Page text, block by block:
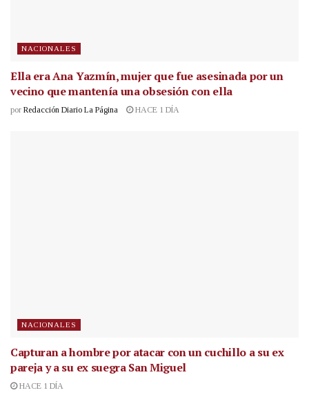
NACIONALES
Ella era Ana Yazmín, mujer que fue asesinada por un
vecino que mantenía una obsesión con ella
por Redacción Diario La Página HACE 1 DÍA
NACIONALES
Capturan a hombre por atacar con un cuchillo a su ex
pareja y a su ex suegra San Miguel
HACE 1 DÍA